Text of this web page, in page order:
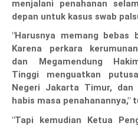
menjalani penahanan
depan untuk kasus swab
"Harusnya memang bebas
Karena perkara
dan Megamendung
Tinggi menguatkan
Negeri Jakarta Timur, dan
habis masa penahanannya,"
"Tapi kemudian Ketua